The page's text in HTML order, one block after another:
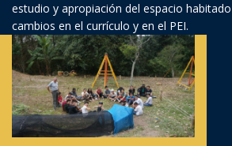
estudio y apropiación del espacio
cambios en el currículo y en el PEI.